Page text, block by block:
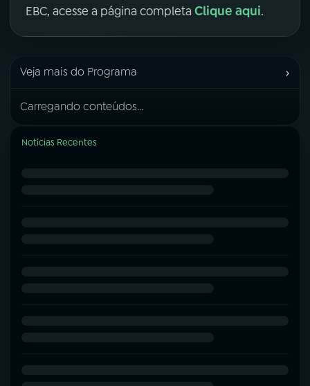
EBC, acesse a página completa Clique aqui.
Veja mais do Programa ›
Carregando conteúdos...
Notícias Recentes